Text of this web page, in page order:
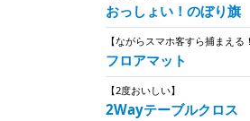
おっしょい！のぼり旗
【ながらスマホ客すら捕まえる
フロアマット
【2度おいしい】
2Wayテーブルクロス